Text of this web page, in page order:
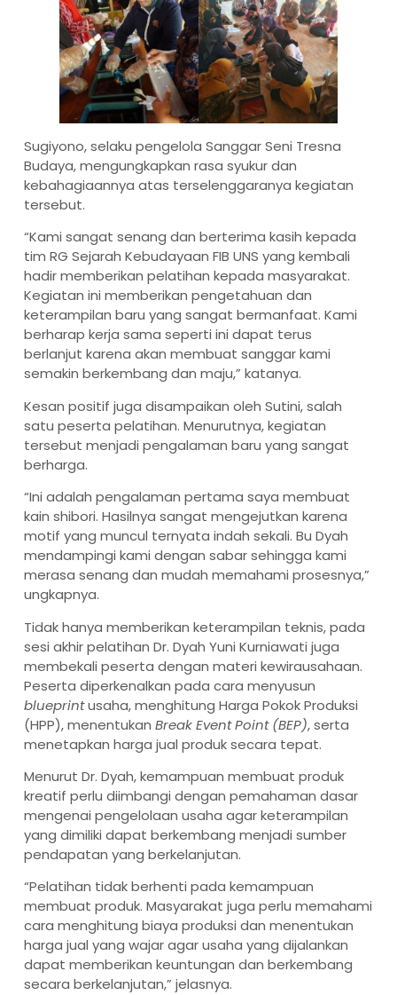
Sugiyono, selaku pengelola Sanggar Seni Tresna
Budaya, mengungkapkan rasa syukur dan
kebahagiaannya atas terselenggaranya kegiatan
tersebut.
“Kami sangat senang dan berterima kasih kepada
tim RG Sejarah Kebudayaan FIB UNS yang kembali
hadir memberikan pelatihan kepada masyarakat.
Kegiatan ini memberikan pengetahuan dan
keterampilan baru yang sangat bermanfaat. Kami
berharap kerja sama seperti ini dapat terus
berlanjut karena akan membuat sanggar kami
semakin berkembang dan maju,” katanya.
Kesan positif juga disampaikan oleh Sutini, salah
satu peserta pelatihan. Menurutnya, kegiatan
tersebut menjadi pengalaman baru yang sangat
berharga.
“Ini adalah pengalaman pertama saya membuat
kain shibori. Hasilnya sangat mengejutkan karena
motif yang muncul ternyata indah sekali. Bu Dyah
mendampingi kami dengan sabar sehingga kami
merasa senang dan mudah memahami prosesnya,”
ungkapnya.
Tidak hanya memberikan keterampilan teknis, pada
sesi akhir pelatihan Dr. Dyah Yuni Kurniawati juga
membekali peserta dengan materi kewirausahaan.
Peserta diperkenalkan pada cara menyusun
blueprintusaha, menghitung Harga Pokok Produksi
(HPP), menentukan Break Event Point (BEP), serta
menetapkan harga jual produk secara tepat.
Menurut Dr. Dyah, kemampuan membuat produk
kreatif perlu diimbangi dengan pemahaman dasar
mengenai pengelolaan usaha agar keterampilan
yang dimiliki dapat berkembang menjadi sumber
pendapatan yang berkelanjutan.
“Pelatihan tidak berhenti pada kemampuan
membuat produk. Masyarakat juga perlu memahami
cara menghitung biaya produksi dan menentukan
harga jual yang wajar agar usaha yang dijalankan
dapat memberikan keuntungan dan berkembang
secara berkelanjutan,” jelasnya.